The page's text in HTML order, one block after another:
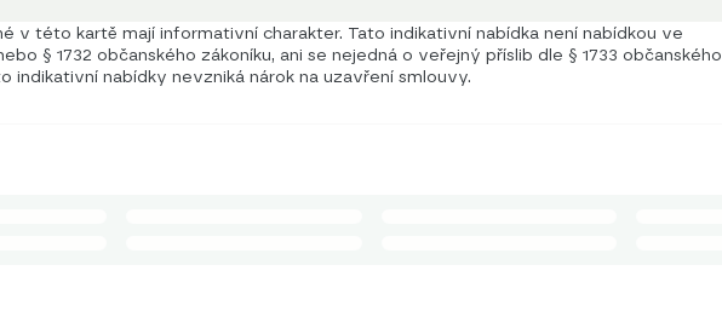
v této kartě mají informativní charakter. Tato indikativní nabídka není nabídkou ve
§ 1732 občanského zákoníku, ani se nejedná o veřejný příslib dle § 1733 občanského
indikativní nabídky nevzniká nárok na uzavření smlouvy.